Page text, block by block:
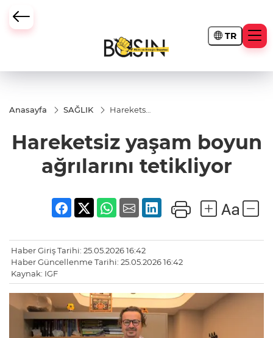
TR
Anasayfa SAĞLIK
Hareketsiz
ağrılarını
tetikliyor
Hareketsiz yaşam boyun
ağrılarını tetikliyor
Haber Giriş Tarihi: 25.05.2026 16:42
Haber Güncellenme Tarihi: 25.05.2026 16:42
Kaynak: IGF